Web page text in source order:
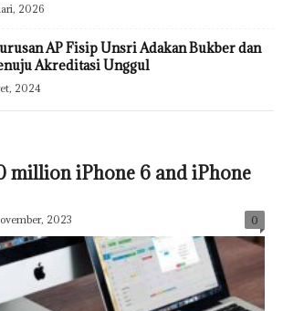
2026
AP Fisip Unsri Adakan Bukber dan
Akreditasi Unggul
2024
million iPhone 6 and iPhone
2023 0